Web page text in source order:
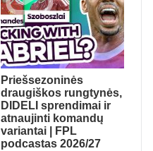
Priešsezoninės
draugiškos rungtynės,
DIDELI sprendimai ir
atnaujinti komandų
variantai | FPL
podcastas 2026/27